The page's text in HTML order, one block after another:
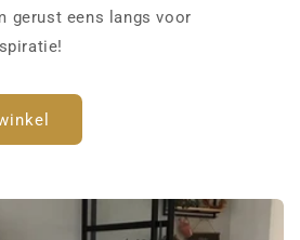
gerust eens langs voor